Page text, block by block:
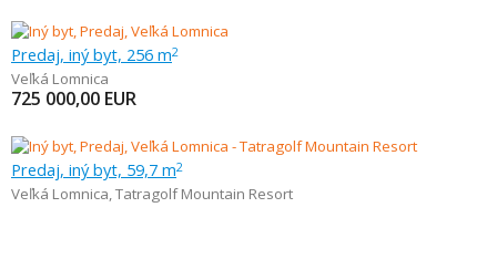
Predaj, iný byt, 256 m2
Veľká Lomnica
725 000,00 EUR
Predaj, iný byt, 59,7 m2
Veľká Lomnica,Tatragolf Mountain Resort